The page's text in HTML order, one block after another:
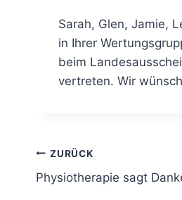
Sarah, Glen, Jamie,
in Ihrer
beim
vertreten. Wir
ZURÜCK
Physiotherapie sagt